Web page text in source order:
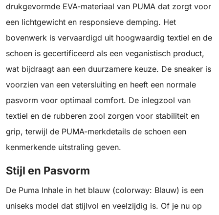
drukgevormde EVA-materiaal van PUMA dat zorgt voor
een lichtgewicht en responsieve demping. Het
bovenwerk is vervaardigd uit hoogwaardig textiel en de
schoen is gecertificeerd als een veganistisch product,
wat bijdraagt aan een duurzamere keuze. De sneaker is
voorzien van een vetersluiting en heeft een normale
pasvorm voor optimaal comfort. De inlegzool van
textiel en de rubberen zool zorgen voor stabiliteit en
grip, terwijl de PUMA-merkdetails de schoen een
kenmerkende uitstraling geven.
Stijl en Pasvorm
De Puma Inhale in het blauw (colorway: Blauw) is een
uniseks model dat stijlvol en veelzijdig is. Of je nu op